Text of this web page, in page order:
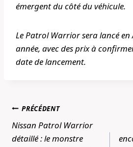
émergent du côté du véhicule.
Le Patrol Warrior sera lancé en
année, avec des prix à
date de lancement.
Navigation
de
l’article
PRÉCÉDENT
Nissan Patrol Warrior
détaillé : le monstre